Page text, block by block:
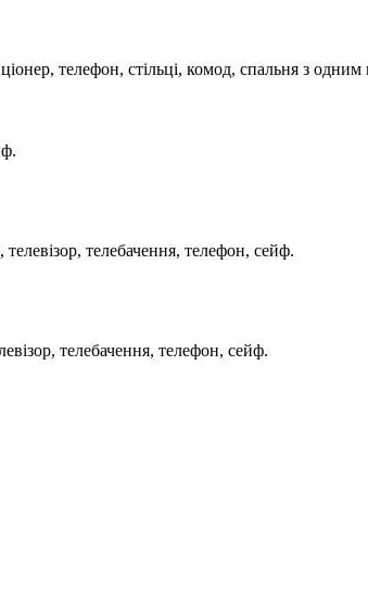
телефон, стільці, комод, спальня з
телебачення, телефон, сейф.
телебачення, телефон, сейф.